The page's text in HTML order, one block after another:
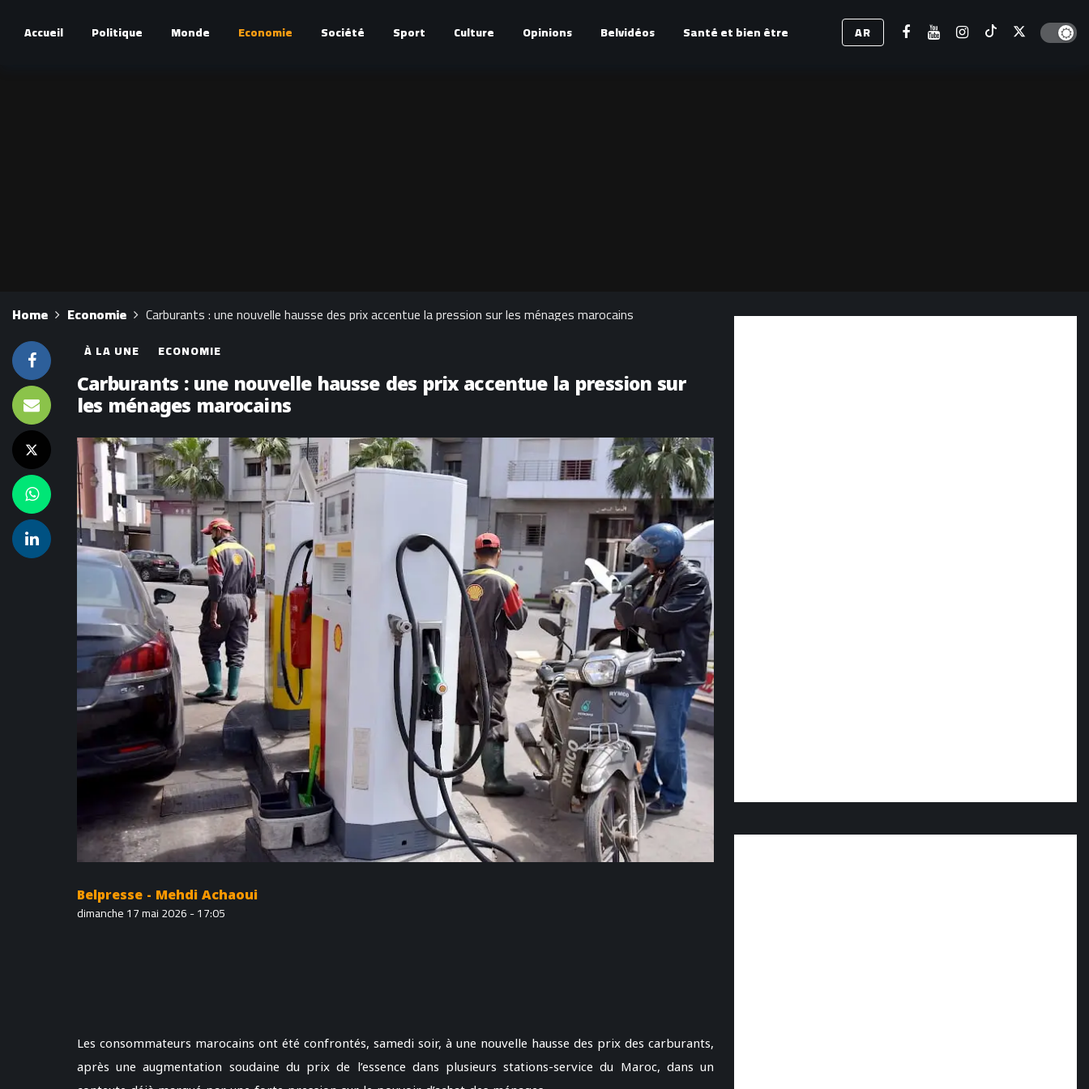
Accueil Politique Monde Economie Société Sport Culture Opinions Belvidéos Santé et bien être AR Dark
Home Economie Carburants : une nouvelle hausse des prix accentue la pression sur les ménages marocains
À LA UNE ECONOMIE
Carburants : une nouvelle hausse des prix accentue la pression sur
les ménages marocains
Belpresse - Mehdi Achaoui
dimanche 17 mai 2026 - 17:05
Les consommateurs marocains ont été confrontés, samedi soir, à une nouvelle hausse des prix des carburants,
après une augmentation soudaine du prix de l’essence dans plusieurs stations-service du Maroc, dans un